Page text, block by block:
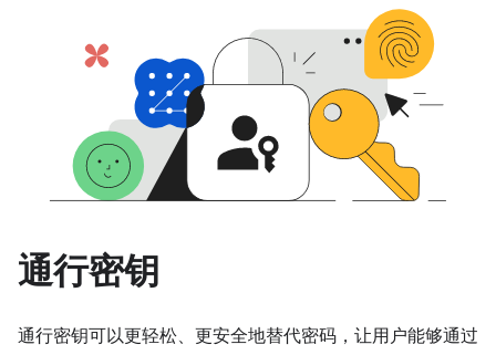
通行密钥
通行密钥可以更轻松、更安全地替代密码，让用户能够通过